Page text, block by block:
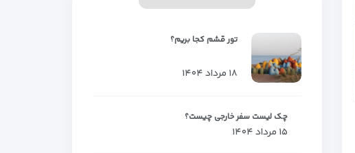
تور قشم کجا بریم؟
۱۸ مرداد ۱۴۰۴
چک لیست سفر خارجی چیست؟
۱۵ مرداد ۱۴۰۴